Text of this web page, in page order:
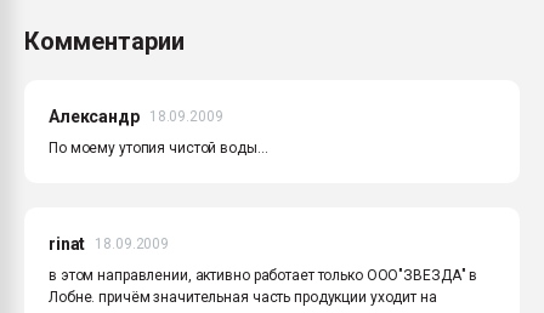
Комментарии
Александр
18.09.2009
По моему утопия чистой воды...
rinat
18.09.2009
в этом направлении, активно работает только ООО"ЗВЕЗДА" в
Лобне. причём значительная часть продукции уходит на